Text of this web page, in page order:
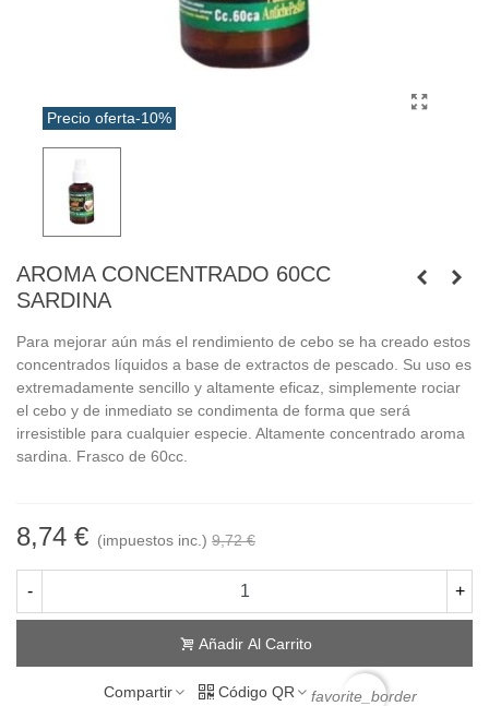
Precio oferta-10%
AROMA CONCENTRADO 60CC
SARDINA
Para mejorar aún más el rendimiento de cebo se ha creado estos
concentrados líquidos a base de extractos de pescado. Su uso es
extremadamente sencillo y altamente eficaz, simplemente rociar
el cebo y de inmediato se condimenta de forma que será
irresistible para cualquier especie. Altamente concentrado aroma
sardina. Frasco de 60cc.
8,74 € (impuestos inc.) 9,72 €
- +
Añadir Al Carrito
Compartir Código QR favorite_border